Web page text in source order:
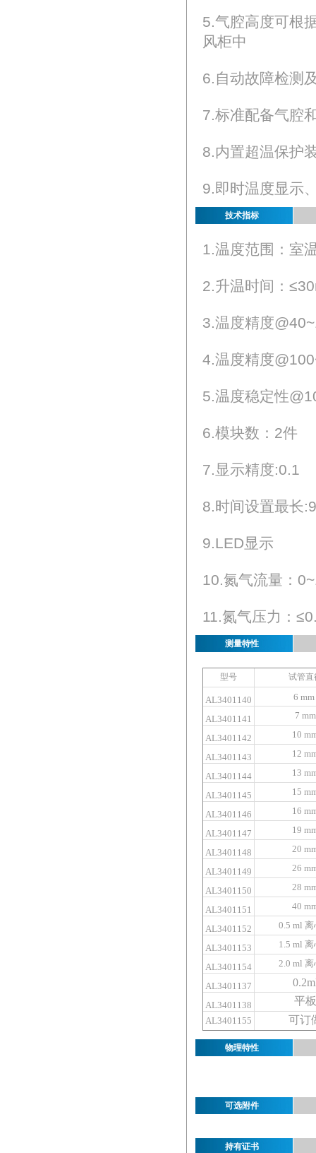
5.气腔高度可根
风柜中
6.自动故障检测
7.标准配备气腔
8.内置超温保护
9.即时温度显示
技术指标
1.温度范围：室
2.升温时间：
3.温度精度
4.温度精度
5.温度稳定性
6.模块数：2件
7.显示精度:0.1
8.时间设置最长
9.LED显示
10.氮气流量：
11.氮气压力：
测量特性
型号 试管直
AL3401140 6 mm
AL3401141 7 mm
AL3401142 10
AL3401143 12
AL3401144 13
AL3401145 15
AL3401146 16
AL3401147 19
AL3401148 20
AL3401149 26
AL3401150 28
AL3401151 40
AL3401152 0.5 ml 离
AL3401153 1.5 ml 离
AL3401154 2.0 ml 离
AL3401137
AL3401138 平板
AL3401155 可订
物理特性
可选附件
持有证书